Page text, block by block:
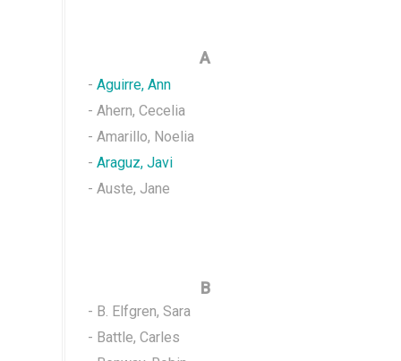
A
- Aguirre, Ann
- Ahern, Cecelia
- Amarillo, Noelia
- Araguz, Javi
- Auste, Jane
B
- B. Elfgren, Sara
- Battle, Carles